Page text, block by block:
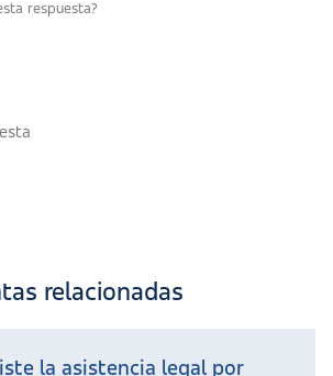
respuesta?
relacionadas
la asistencia legal por